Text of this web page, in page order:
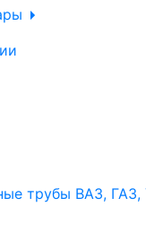
трубы ВАЗ, ГАЗ,